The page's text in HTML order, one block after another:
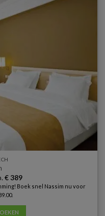
€ 389
Boek snel Nassim nu voor